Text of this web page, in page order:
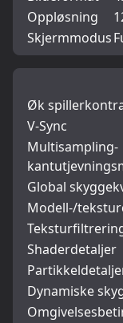
Oppløsning
Skjermmodus
Øk
V-Sync
Multisampling-
Global
Modell-/
Shaderdetaljer
Dynamiske